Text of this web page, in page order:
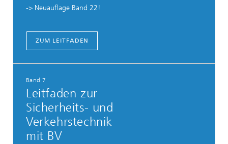
-> Neuauflage Band 22!
ZUM LEITFADEN
Band 7
Leitfaden zur
Sicherheits- und
Verkehrstechnik
mit BV